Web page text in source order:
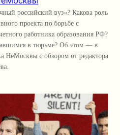
российский вуз»? Какова роль
проекта по борьбе с
работника образования РФ?
в тюрьме? Об этом — в
НеМосквы с обзором от редактора